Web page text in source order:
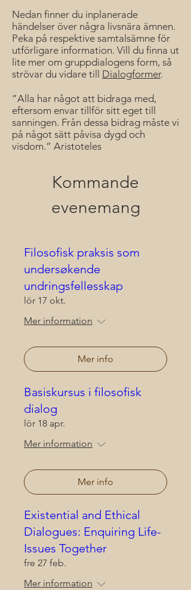
Nedan finner du inplanerade
händelser över några livsnära ämnen.
Peka på respektive samtalsämne för
utförligare information. Vill du finna ut
lite mer om gruppdialogens form, så
strövar du vidare till Dialogformer.
”Alla har något att bidraga med,
eftersom envar tillför sitt eget till
sanningen. Från dessa bidrag måste vi
på något sätt påvisa dygd och
visdom.” Aristoteles
Kommande
evenemang
Filosofisk praksis som
undersøkende
undringsfellesskap
lör 17 okt.
Mer information
Mer info
Basiskursus i filosofisk
dialog
lör 18 apr.
Mer information
Mer info
Existential and Ethical
Dialogues: Enquiring Life-
Issues Together
fre 27 feb.
Mer information